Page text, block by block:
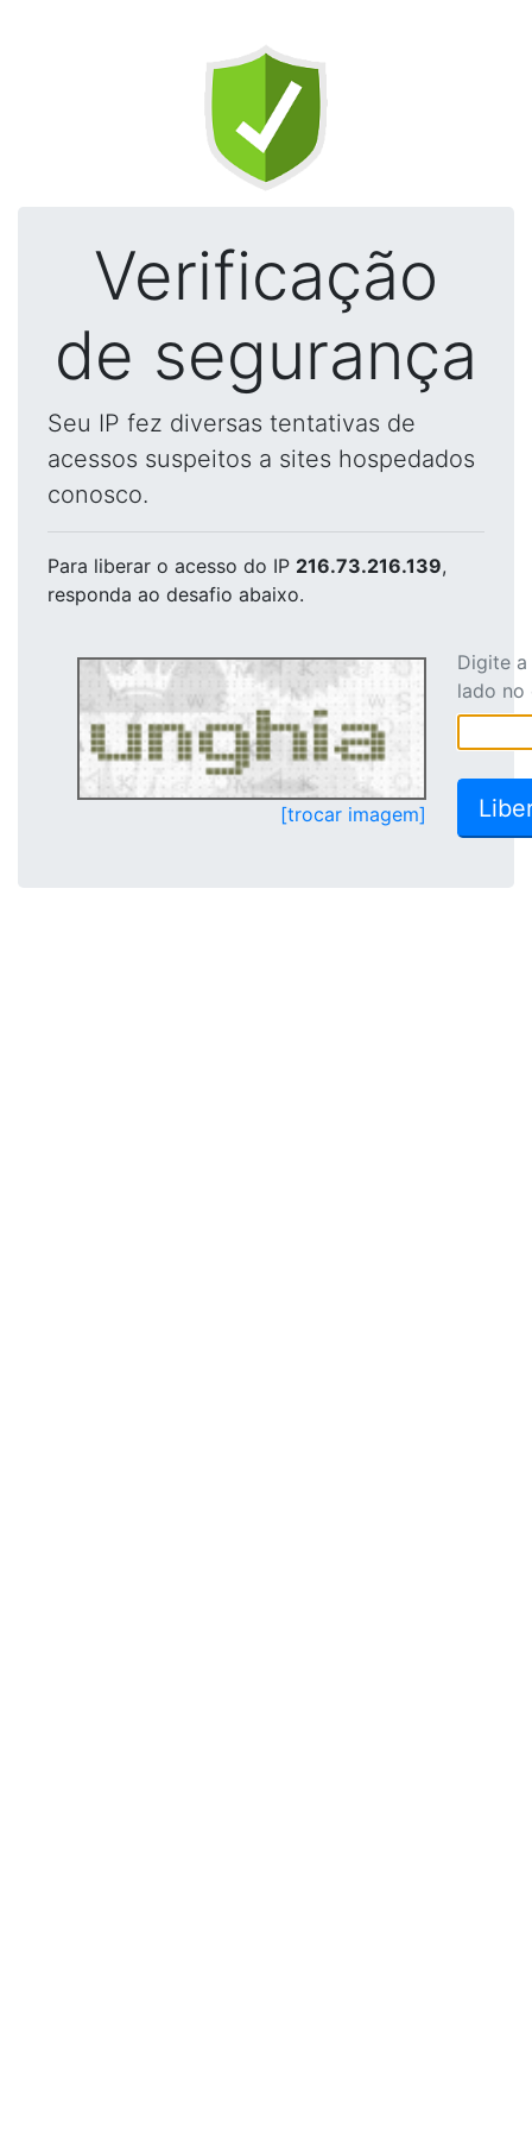
Verificação
de segurança
Seu IP fez diversas tentativas de
acessos suspeitos a sites hospedados
conosco.
Para liberar o acesso do IP 216.73.216.139,
responda ao desafio abaixo.
[trocar imagem]
Digite
lado no